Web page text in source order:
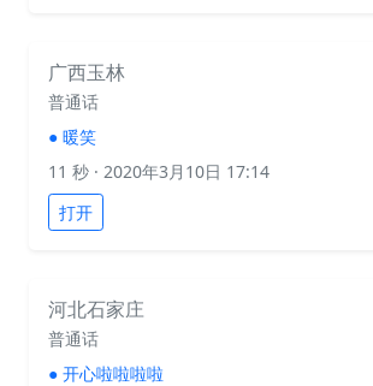
广西玉林
普通话
● 暖笑
11 秒 · 2020年3月10日 17:14
打开
河北石家庄
普通话
● 开心啦啦啦啦